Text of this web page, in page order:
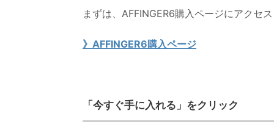
まずは、AFFINGER6購入ページにアクセス
》AFFINGER6購入ページ
「今すぐ手に入れる」をクリック